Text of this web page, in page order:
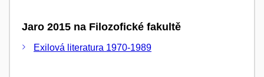
Jaro 2015 na Filozofické fakultě
Exilová literatura 1970-1989